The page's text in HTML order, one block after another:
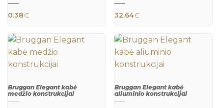
0.38€ 32.64€
Bruggan Elegant kabė
medžio konstrukcijai
Bruggan Elegant kabė
aliuminio konstrukcijai